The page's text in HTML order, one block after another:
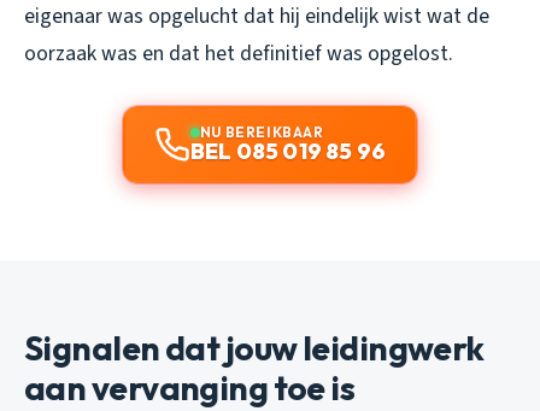
eigenaar was opgelucht dat hij eindelijk wist wat de
oorzaak was en dat het definitief was opgelost.
NU BEREIKBAAR
BEL 085 019 85 96
Signalen dat jouw leidingwerk
aan vervanging toe is